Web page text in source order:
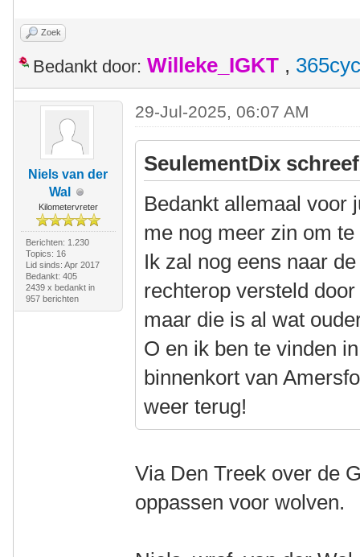
Zoek
Bedankt door: Willeke_IGKT ,
Niels van der
Wal
Kilometervreter
Berichten: 1.230
Topics: 16
Lid sinds: Apr 2017
Bedankt: 405
2439 x bedankt in
957 berichten
29-Jul-2025, 06:07 AM
SeulementDix
Bedankt allemaal voor
me nog meer zin om
Ik zal nog eens naar
rechterop versteld
maar die is al wat
O en ik ben te vinden
binnenkort van
weer terug!
Via Den Treek over de
oppassen voor wolven.